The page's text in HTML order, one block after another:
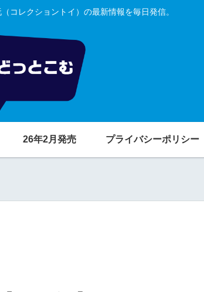
コレクショントイ）の最新情報を毎日発信。
26年2月発売 プライバシーポリシー